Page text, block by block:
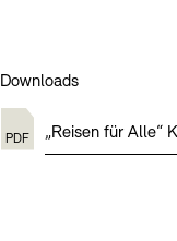
Downloads
„Reisen für Alle“